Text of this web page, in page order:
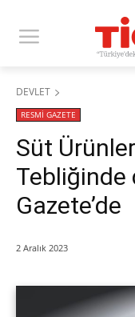
DEVLET
RESMİ GAZETE
Süt
Tebliğinde
Gazete’de
2 Aralık 2023